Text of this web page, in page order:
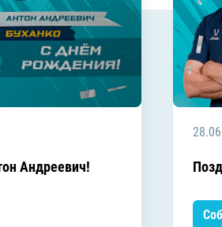
Андреевич!